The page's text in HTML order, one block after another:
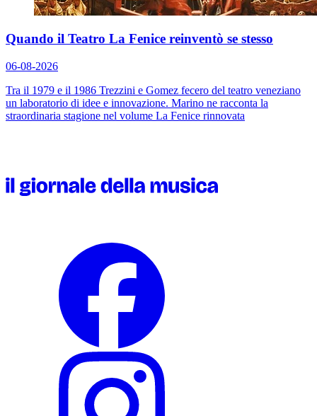
Quando il Teatro La Fenice reinventò se stesso
06-08-2026
Tra il 1979 e il 1986 Trezzini e Gomez fecero del teatro veneziano
un laboratorio di idee e innovazione. Marino ne racconta la
straordinaria stagione nel volume La Fenice rinnovata